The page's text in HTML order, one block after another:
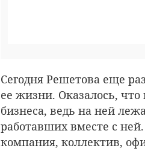
Сегодня Решетова еще
ее жизни. Оказалось,
бизнеса, ведь на ней
работавших вместе с
компания, коллектив,